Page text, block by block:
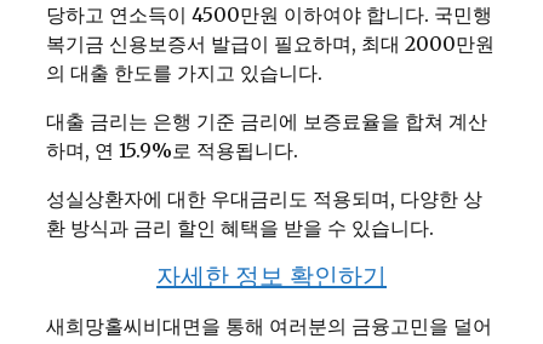
당하고 연소득이 4500만원 이하여야 합니다. 국민행
복기금 신용보증서 발급이 필요하며, 최대 2000만원
의 대출 한도를 가지고 있습니다.
대출 금리는 은행 기준 금리에 보증료율을 합쳐 계산
하며, 연 15.9%로 적용됩니다.
성실상환자에 대한 우대금리도 적용되며, 다양한 상
환 방식과 금리 할인 혜택을 받을 수 있습니다.
자세한 정보 확인하기
새희망홀씨비대면을 통해 여러분의 금융고민을 덜어